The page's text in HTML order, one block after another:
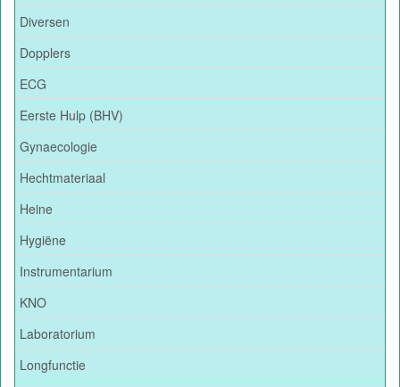
Diversen
Dopplers
ECG
Eerste Hulp (BHV)
Gynaecologie
Hechtmateriaal
Heine
Hygiëne
Instrumentarium
KNO
Laboratorium
Longfunctie